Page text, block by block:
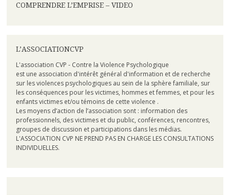
COMPRENDRE L’EMPRISE – VIDEO
L’ASSOCIATIONCVP
L'association CVP - Contre la Violence Psychologique
est une association d'intérêt général d'information et de recherche
sur les violences psychologiques au sein de la sphère familiale, sur
les conséquences pour les victimes, hommes et femmes, et pour les
enfants victimes et/ou témoins de cette violence .
Les moyens d’action de l’association sont : information des
professionnels, des victimes et du public, conférences, rencontres,
groupes de discussion et participations dans les médias.
L'ASSOCIATION CVP NE PREND PAS EN CHARGE LES CONSULTATIONS
INDIVIDUELLES.